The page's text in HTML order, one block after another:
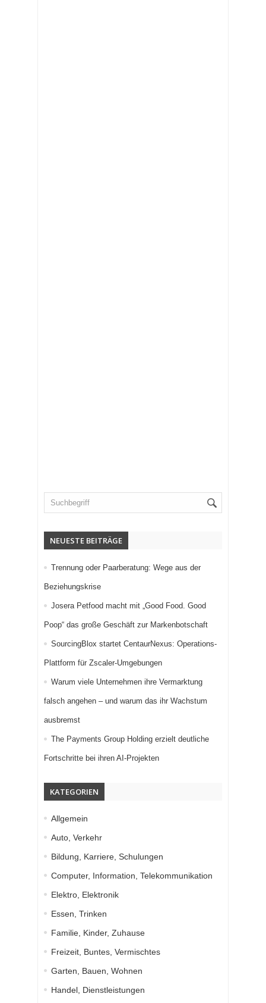
NEUESTE BEITRÄGE
Trennung oder Paarberatung: Wege aus der
Beziehungskrise
Josera Petfood macht mit „Good Food. Good
Poop“ das große Geschäft zur Markenbotschaft
SourcingBlox startet CentaurNexus: Operations-
Plattform für Zscaler-Umgebungen
Warum viele Unternehmen ihre Vermarktung
falsch angehen – und warum das ihr Wachstum
ausbremst
The Payments Group Holding erzielt deutliche
Fortschritte bei ihren AI-Projekten
KATEGORIEN
Allgemein
Auto, Verkehr
Bildung, Karriere, Schulungen
Computer, Information, Telekommunikation
Elektro, Elektronik
Essen, Trinken
Familie, Kinder, Zuhause
Freizeit, Buntes, Vermischtes
Garten, Bauen, Wohnen
Handel, Dienstleistungen